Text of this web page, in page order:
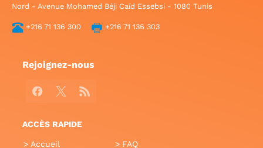
Nord - Avenue Mohamed Béji Caïd Essebsi - 1080 Tunis
+216 71 136 300 +216 71 136 303
Rejoignez-nous
Facebook
X RSS
ACCÈS RAPIDE
Accueil FAQ